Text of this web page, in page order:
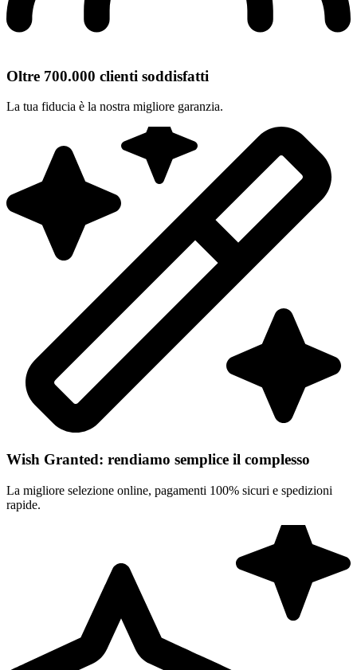
Oltre 700.000 clienti soddisfatti
La tua fiducia è la nostra migliore garanzia.
Wish Granted: rendiamo semplice il complesso
La migliore selezione online, pagamenti 100% sicuri e spedizioni
rapide.